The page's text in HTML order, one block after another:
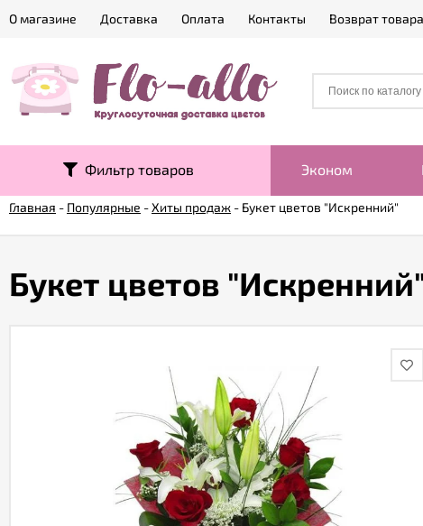
О магазине Доставка Оплата Контакты Возврат товара
Фильтр товаров Эконом
Главная - Популярные -Хиты продаж - Букет цветов "Искренний"
Букет цветов